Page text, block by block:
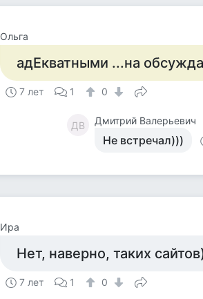
Ольга
адЕкватными ...на
7 лет 1 0
ДВ Дмитрий Валерьевич
Не встречал)))
Ира
Нет, наверно, таких
7 лет 1 0